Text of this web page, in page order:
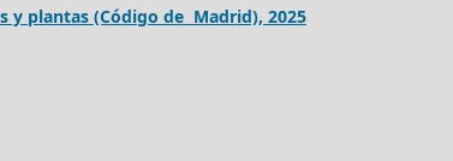
y plantas (Código de Madrid), 2025